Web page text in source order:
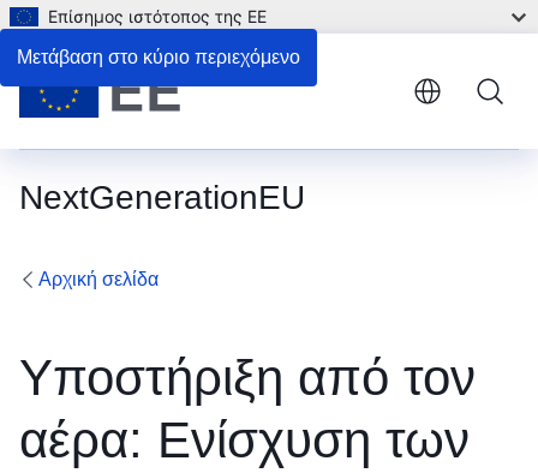
Μετάβαση στο κύριο περιεχόμενο
Επίσημος ιστότοπος της ΕΕ
NextGenerationEU
Αρχική σελίδα
Υποστήριξη από τον
αέρα: Ενίσχυση των